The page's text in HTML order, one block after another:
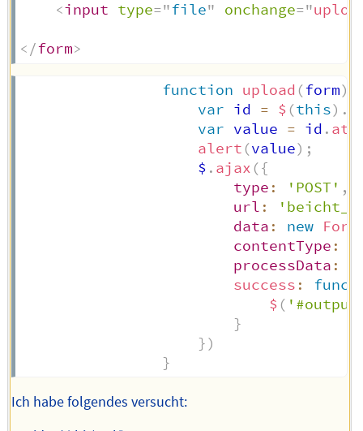
<input type="file" onchange="
</form>
function upload (form)
var id = $ (this) .
var value = id .
alert (value) ;
					$
. ajax ({
type : 'POST' ,
url :
data : new
contentType :
processData :
success :
$ (
}
})
}
Ich habe folgendes versucht: